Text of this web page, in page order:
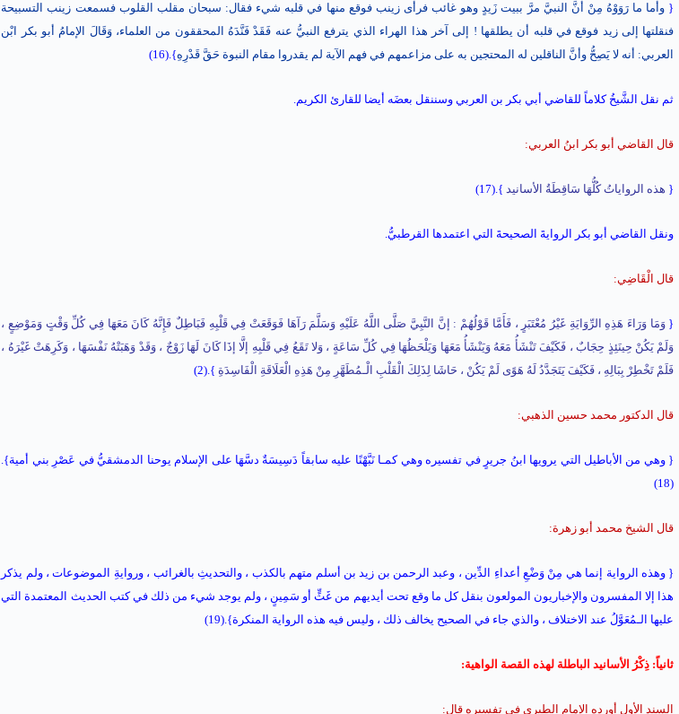
{ وأما ما رَوَوْهُ مِنْ أَنَّ النبيَّ مرَّ ببيت زَيدٍ وهو غائب فرأى زينب فوقع منها في قلبه شيء فقال: سبحان مقلب القلوب فسمعت زينب التسبيحة
فنقلتها إلى زيد فوقع في قلبه أن يطلقها ! إلى آخر هذا الهراء الذي يترفع النبيُّ عنه فَقَدْ فَنَّدَهُ المحققون من العلماء، وَقَالَ الإمامُ أبو بكر ابْن
العربي: أنه لا يَصِحُّ وأنَّ الناقلين له المحتجين به على مزاعمهم في فهم الآية لم يقدروا مقام النبوة حَقَّ قَدْرِهِ}.(16)
ثم نقل الشَّيخُ كلاماً للقاضي أبي بكر بن العربي وسننقل بعضَه أيضا للقارئ الكريم.
قال القاضي أبو بكر ابنُ العربي:
{ هذه الرواياتُ كُلُّهَا سَاقِطَةُ الأسانيد}.(17)
ونقل القاضي أبو بكر الروايةَ الصحيحةَ التي اعتمدها القرطبيُّ.
قال الْقَاضِي:
{وَمَا وَرَاءَ هَذِهِ الرِّوَايَةِ غَيْرُ مُعْتَبَرٍ ، فَأَمَّا قَوْلُهُمْ : إنَّ النَّبِيَّ صَلَّى اللَّهُ عَلَيْهِ وَسَلَّمَ رَآهَا فَوَقَعَتْ فِي قَلْبِهِ فَبَاطِلٌ فَإِنَّهُ كَانَ مَعَهَا فِي كُلِّ وَقْتٍ وَمَوْضِعٍ ،
وَلَمْ يَكُنْ حِينَئِذٍ حِجَابٌ ، فَكَيْفَ تَنْشَأُ مَعَهُ وَيَنْشَأُ مَعَهَا وَيَلْحَظُهَا فِي كُلِّ سَاعَةٍ ، وَلا تَقَعُ فِي قَلْبِهِ إلَّا إذَا كَانَ لَهَا زَوْجٌ ، وَقَدْ وَهَبَتْهُ نَفْسَهَا ، وَكَرِهَتْ غَيْرَهُ ،
فَلَمْ تَخْطِرْ بِبَالِهِ ، فَكَيْفَ يَتَجَدَّدُ لَهُ هَوًى لَمْ يَكُنْ ، حَاشَا لِذَلِكَ الْقَلْبِ الْـمُطَهَّرِ مِنْ هَذِهِ الْعَلَاقَةِ الْفَاسِدَةِ }.(2)
قال الدكتور محمد حسين الذهبي:
{ وهي من الأباطيل التي يرويها ابنُ جريرٍ في تفسيره وهي كمـا نَبَّهْنًا عليه سابقاً دَسِيسَةٌ دسَّهَا على الإسلام يوحنا الدمشقيُّ في عَصْرِ بني أمية}.
(18)
قال الشيخ محمد أبو زهرة:
{ وهذه الرواية إنما هي مِنْ وَضْعِ أعداءِ الدِّين ، وعبد الرحمن بن زيد بن أسلم متهم بالكذب ، والتحديثِ بالغرائب ، وروايةِ الموضوعات ، ولم يذكر
هذا إلا المفسرون والإخباريون المولعون بنقل كل ما وقع تحت أيديهم من غَثٍّ أو سَمِينٍ ، ولم يوجد شيء من ذلك في كتب الحديث المعتمدة التي
عليها الـمُعَوَّلُ عند الاختلاف ، والذي جاء في الصحيح يخالف ذلك ، وليس فيه هذه الرواية المنكرة}.(19)
ثانياً: ذِكْرُ الأسانيد الباطلة لهذه القصة الواهية:
السند الأول أورده الإمام الطبري في تفسيره قال: